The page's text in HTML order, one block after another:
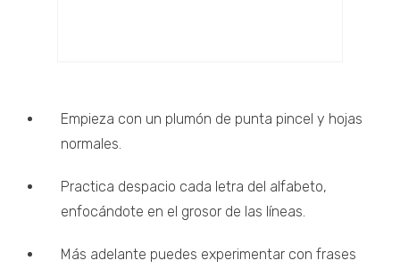
Empieza con un plumón de punta pincel y hojas
normales.
Practica despacio cada letra del alfabeto,
enfocándote en el grosor de las líneas.
Más adelante puedes experimentar con frases